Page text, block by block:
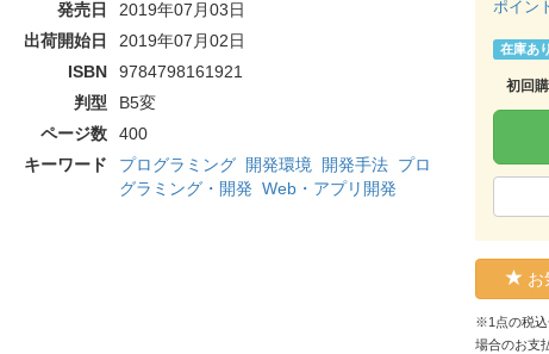
発売日
2019年07月03日
出荷開始日
2019年07月02日
ISBN
9784798161921
判型
B5変
ページ数
400
キーワード
プログラミング 開発環境 開発手法 プロ
グラミング・開発 Web・アプリ開発
ポイン
在庫あり
初回
お
※1点の税込
場合のお支